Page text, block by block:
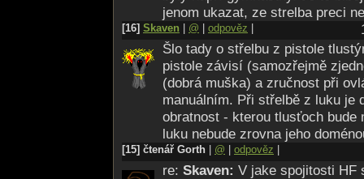
jenom ukazat, ze strelba preci
[16] Skaven @ odpověz
Šlo tady o střelbu z pistole
pistole závisí (samozřejmě
(dobrá muška) a zručnost při
manuálním. Při střelbě z luku je
obratnost - kterou tlusťoch
luku nebude zrovna jeho
[15] čtenář Gorth @ odpověz
re: Skaven: V jake spojitosti HF